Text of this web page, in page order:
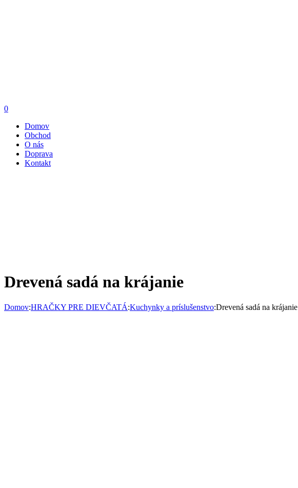
0
Domov
Obchod
O nás
Doprava
Kontakt
Drevená sadá na krájanie
Domov:HRAČKY PRE DIEVČATÁ:Kuchynky a príslušenstvo:Drevená sadá na krájanie